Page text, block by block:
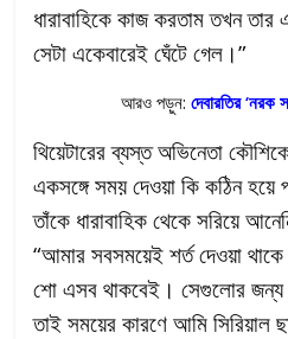
ধারাবাহিকে কাজ করতাম তখন
সেটা একেবারেই ঘেঁটে গেল।”
আরও পড়ুন: দেবারতির ‘নরক
থিয়েটারের ব্যস্ত অভিনেতা
একসঙ্গে সময় দেওয়া কি কঠিন
তাঁকে ধারাবাহিক থেকে সরিয়ে
“আমার সবসময়েই শর্ত দেওয়া থাকে
শো এসব থাকবেই। সেগুলোর জন্য
তাই সময়ের কারণে আমি সিরিয়াল